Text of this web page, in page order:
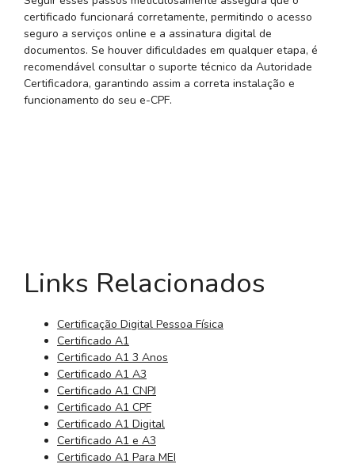
certificado funcionará corretamente, permitindo o acesso
seguro a serviços online e a assinatura digital de
documentos. Se houver dificuldades em qualquer etapa, é
recomendável consultar o suporte técnico da Autoridade
Certificadora, garantindo assim a correta instalação e
funcionamento do seu e-CPF.
Links Relacionados
Certificação Digital Pessoa Física
Certificado A1
Certificado A1 3 Anos
Certificado A1 A3
Certificado A1 CNPJ
Certificado A1 CPF
Certificado A1 Digital
Certificado A1 e A3
Certificado A1 Para MEI